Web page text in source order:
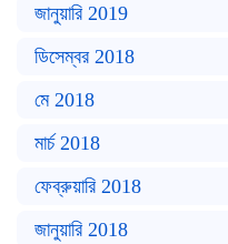
জানুয়ারি 2019
ডিসেম্বর 2018
মে 2018
মার্চ 2018
ফেব্রুয়ারি 2018
জানুয়ারি 2018